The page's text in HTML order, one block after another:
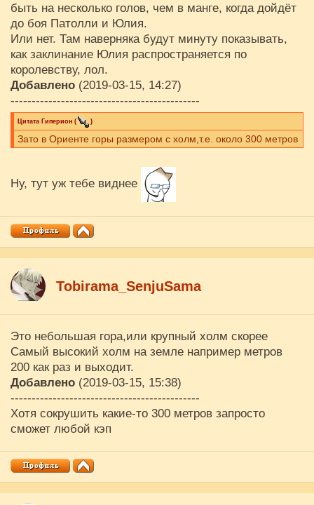
быть на несколько голов, чем в манге, когда дойдёт
до боя Патолли и Юлия.
Или нет. Там наверняка будут минуту показывать,
как заклинание Юлия распространяется по
королевству, лол.
Добавлено (2019-03-15, 14:27)
---------------------------------------------
Цитата Гиперион ( )
Зато в Ориенте горы размером с холм,т.е. около 300 метров
Ну, тут уж тебе виднее
Tobirama_SenjuSama
Это небольшая гора,или крупный холм скорее
Самый высокий холм на земле например метров
200 как раз и выходит.
Добавлено (2019-03-15, 15:38)
---------------------------------------------
Хотя сокрушить какие-то 300 метров запросто
сможет любой кэп